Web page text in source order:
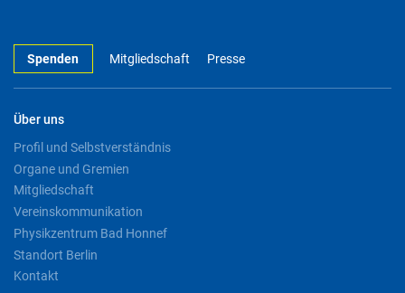
Spenden Mitgliedschaft Presse
Über uns
Profil und Selbstverständnis
Organe und Gremien
Mitgliedschaft
Vereinskommunikation
Physikzentrum Bad Honnef
Standort Berlin
Kontakt